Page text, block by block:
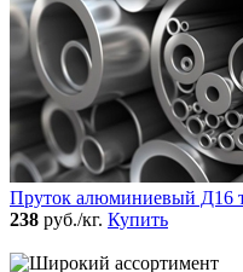
Пруток алюминиевый Д16
238 руб./кг. Купить